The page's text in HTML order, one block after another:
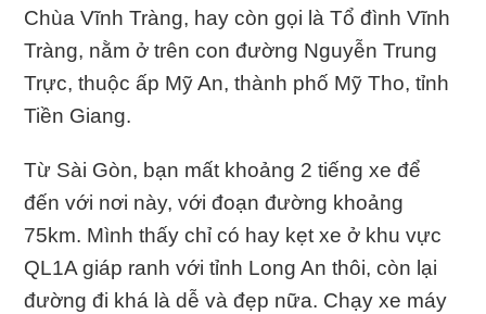
Chùa Vĩnh Tràng, hay còn gọi là Tổ đình Vĩnh
Tràng, nằm ở trên con đường Nguyễn Trung
Trực, thuộc ấp Mỹ An, thành phố Mỹ Tho, tỉnh
Tiền Giang.
Từ Sài Gòn, bạn mất khoảng 2 tiếng xe để
đến với nơi này, với đoạn đường khoảng
75km. Mình thấy chỉ có hay kẹt xe ở khu vực
QL1A giáp ranh với tỉnh Long An thôi, còn lại
đường đi khá là dễ và đẹp nữa. Chạy xe máy